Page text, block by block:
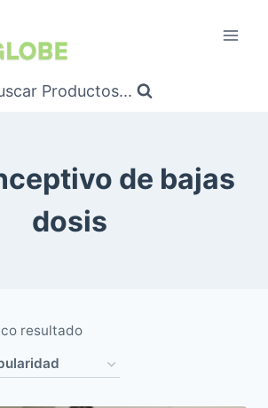
Productos...
de bajas
dosis
resultado